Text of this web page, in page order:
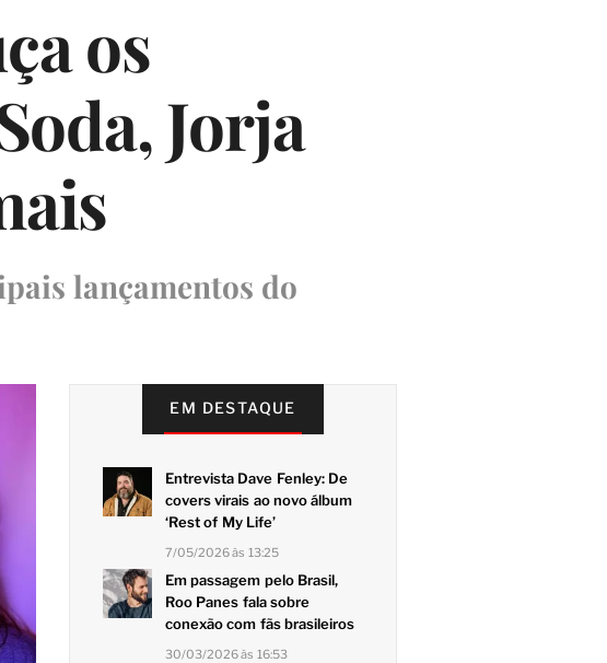
os
Jorja
lançamentos do
EM DESTAQUE
Entrevista Dave Fenley: De
covers virais ao novo álbum
‘Rest of My Life’
7/05/2026 às 13:25
Em passagem pelo Brasil,
Roo Panes fala sobre
conexão com fãs brasileiros
30/03/2026 às 16:53